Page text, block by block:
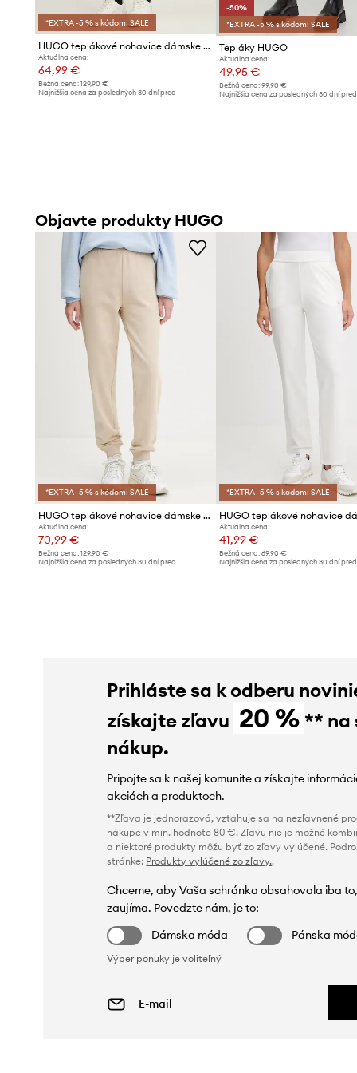
*EXTRA -5 % s kódom: SALE
HUGO teplákové nohavice dámske bavlnené Nelfinia
Aktuálna cena:
64,99 €
Bežná cena: 129,90 €
Najnižšia cena za posledných 30 dní pred
-50%
*EXTRA -5 % s kódom: SALE
Tepláky HUGO
Aktuálna cena:
49,95 €
Bežná cena:99,90 €
Najnižšia cena za posledných 30 dní pred
Objavte produkty HUGO
*EXTRA -5 % s kódom: SALE
HUGO teplákové nohavice dámske bavlnené Nelfinia
Aktuálna cena:
70,99 €
Bežná cena: 129,90 €
Najnižšia cena za posledných 30 dní pred
*EXTRA -5 % s kódom: SALE
Aktuálna cena:
41,99 €
Bežná cena:69,90 €
Najnižšia cena za posledných 30 dní pred
Prihláste sa k odberu
získajte zľavu 20 % ** na
nákup.
Pripojte sa k našej komunite a získajte
akciách a produktoch.
**Zľava je jednorazová, vzťahuje sa na nezľavnené
nákupe v min. hodnote 80 €. Zľavu nie je možné
a niektoré produkty môžu byť zo zľavy vylúčené.
stránke: Produkty vylúčené zo zľavy..
Chceme, aby Vaša schránka obsahovala iba
zaujíma. Povedzte nám, je to:
Dámska móda
Pánska
Výber ponuky je voliteľný